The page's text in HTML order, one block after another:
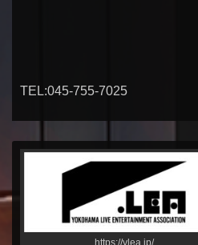
TEL:045-755-7025
https://ylea.jp/